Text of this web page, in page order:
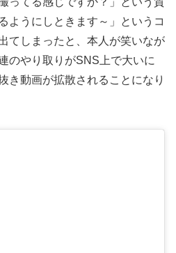
ようにしときます～」というコ
てしまったと、本人が笑いなが
のやり取りがSNS上で大いに
き動画が拡散されることになり